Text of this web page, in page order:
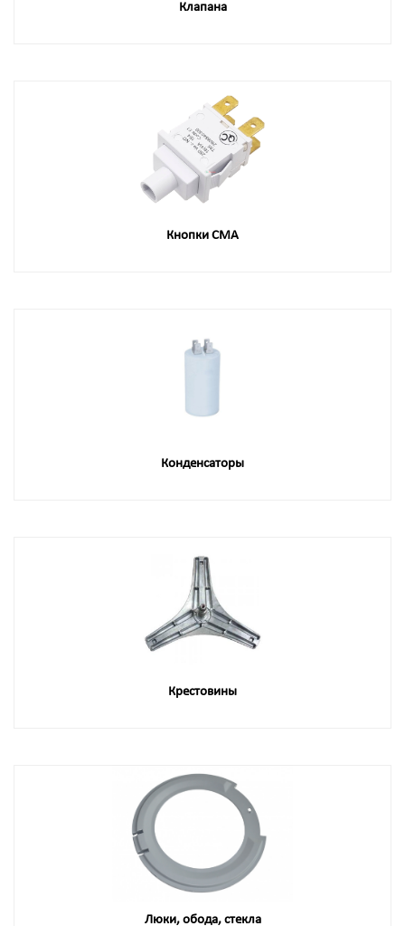
Клапана
Кнопки СМА
Конденсаторы
Крестовины
Люки, обода, стекла